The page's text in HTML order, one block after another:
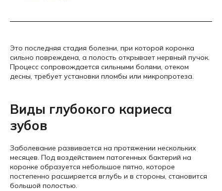
Это последняя стадия болезни, при которой коронка
сильно повреждена, а полость открывает нервный пучок.
Процесс сопровождается сильными болями, отеком
десны, требует установки пломбы или микропротеза.
Виды глубокого кариеса
зубов
Заболевание развивается на протяжении нескольких
месяцев. Под воздействием патогенных бактерий на
коронке образуется небольшое пятно, которое
постепенно расширяется вглубь и в стороны, становится
большой полостью.